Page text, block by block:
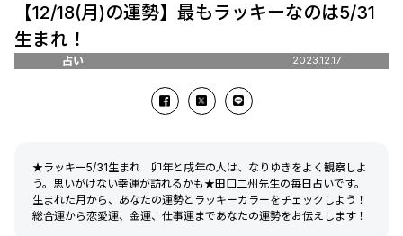
【12/18(月)の運勢】最もラッキーなのは5/31
生まれ！
占い 2023.12.17
★ラッキー5/31生まれ 卯年と戌年の人は、なりゆきをよく観察しよ
う。思いがけない幸運が訪れるかも★田口二州先生の毎日占いです。
生まれた月から、あなたの運勢とラッキーカラーをチェックしよう！
総合運から恋愛運、金運、仕事運まであなたの運勢をお伝えします！